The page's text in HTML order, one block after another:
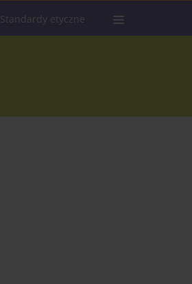
Standardy etyczne